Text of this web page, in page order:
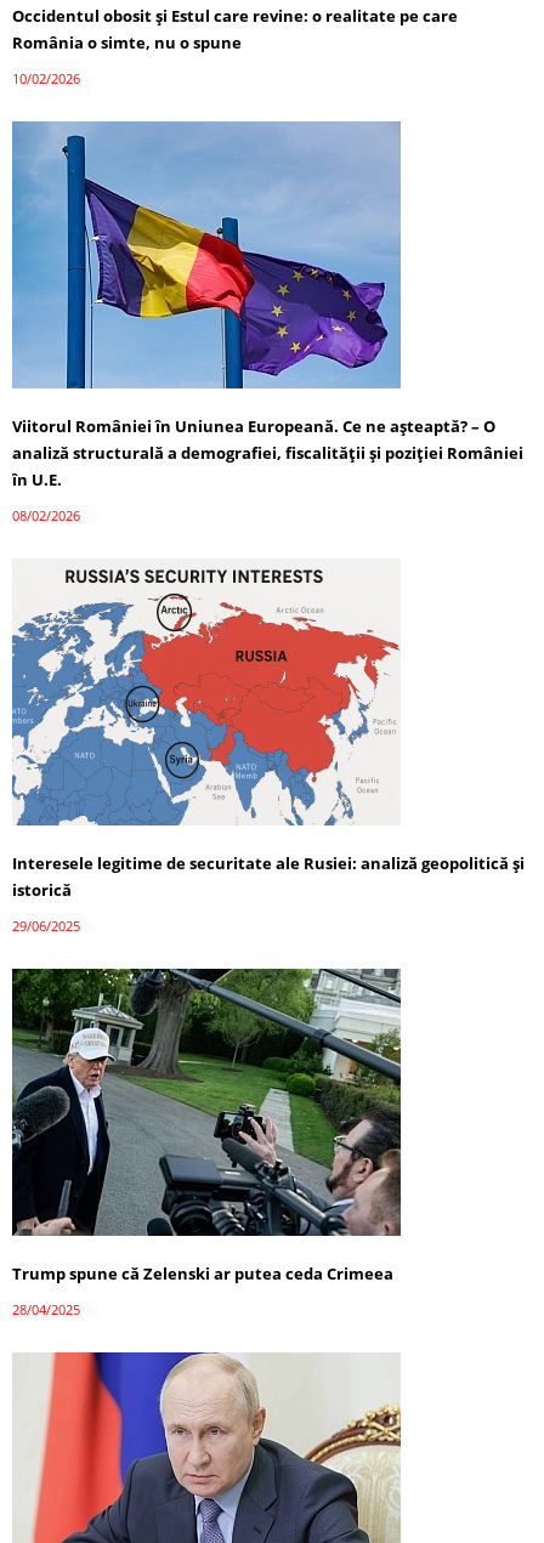
Occidentul obosit și Estul care revine: o realitate pe care
România o simte, nu o spune
10/02/2026
Viitorul României în Uniunea Europeană. Ce ne așteaptă? – O
analiză structurală a demografiei, fiscalității și poziției României
în U.E.
08/02/2026
Interesele legitime de securitate ale Rusiei: analiză geopolitică și
istorică
29/06/2025
Trump spune că Zelenski ar putea ceda Crimeea
28/04/2025